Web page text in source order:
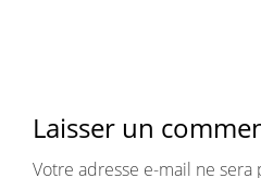
Laisser un
Votre adresse e-mail ne sera